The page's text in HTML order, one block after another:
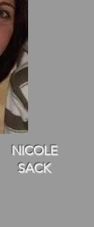
NICOLE
SACK